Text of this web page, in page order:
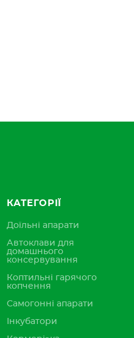
КАТЕГОРІЇ
Доїльні апарати
Автоклави для
домашнього
консервування
Коптильні гарячого
копчення
Самогонні апарати
Інкубатори